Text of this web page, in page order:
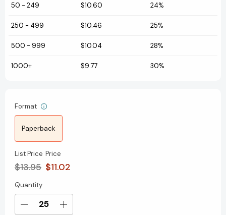
50 - 249 $10.60 24%
250 - 499 $10.46 25%
500 - 999 $10.04 28%
1000+ $9.77 30%
Format
Paperback
List Price
$13.95
Price
$11.02
Current
Stock:
Quantity
Decrease
Increase